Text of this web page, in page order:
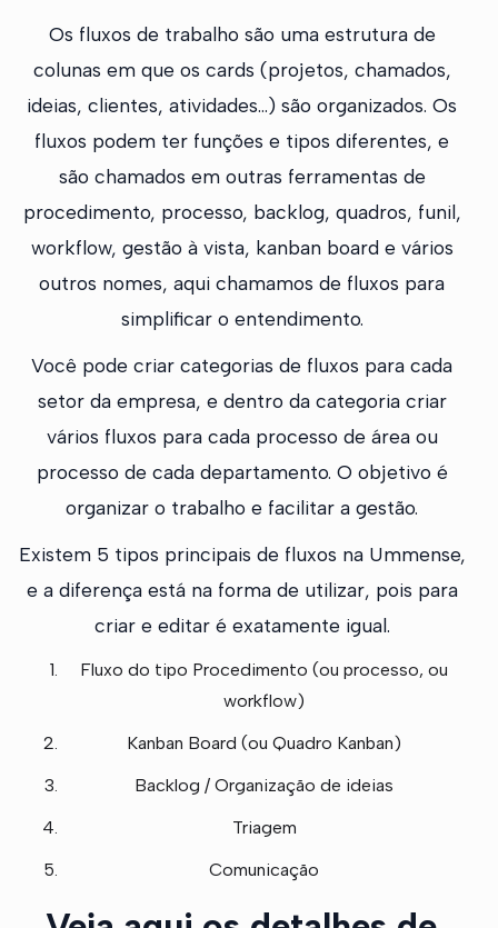
Os fluxos de trabalho são uma estrutura de
colunas em que os cards (projetos, chamados,
ideias, clientes, atividades…) são organizados. Os
fluxos podem ter funções e tipos diferentes, e
são chamados em outras ferramentas de
procedimento, processo, backlog, quadros, funil,
workflow, gestão à vista, kanban board e vários
outros nomes, aqui chamamos de fluxos para
simplificar o entendimento.
Você pode criar categorias de fluxos para cada
setor da empresa, e dentro da categoria criar
vários fluxos para cada processo de área ou
processo de cada departamento. O objetivo é
organizar o trabalho e facilitar a gestão.
Existem 5 tipos principais de fluxos na Ummense,
e a diferença está na forma de utilizar, pois para
criar e editar é exatamente igual.
Fluxo do tipo Procedimento (ou processo, ou
workflow)
Kanban Board (ou Quadro Kanban)
Backlog / Organização de ideias
Triagem
Comunicação